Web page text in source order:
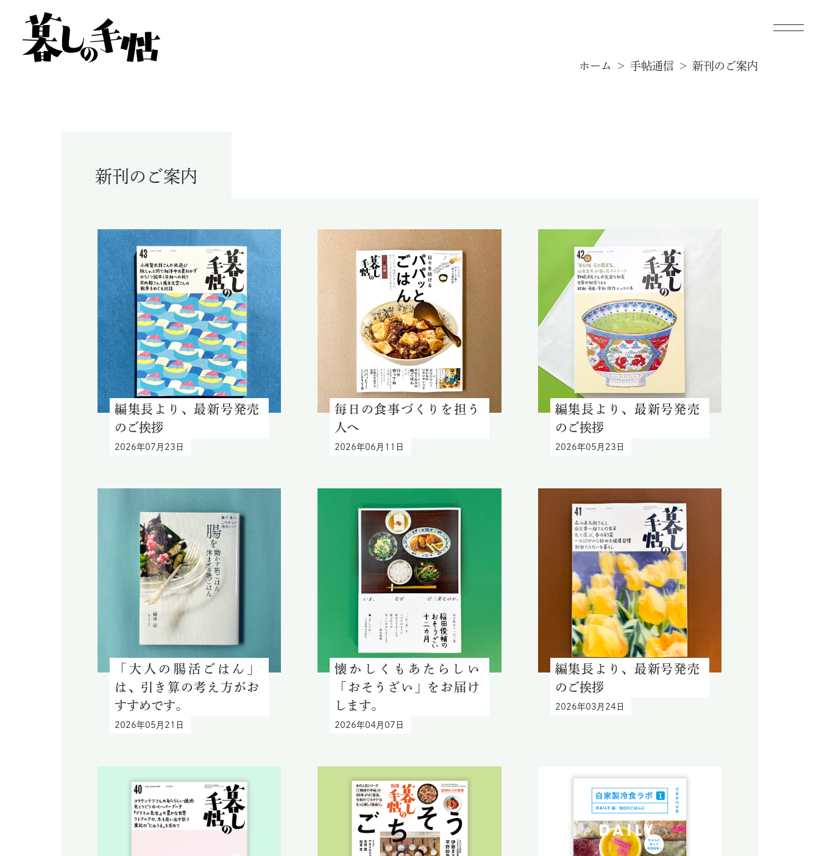
ホーム 手帖通信 新刊のご案内
新刊のご案内
編集長より、最新号発売
のご挨拶
2026年07月23日
毎日の食事づくりを担う
人へ
2026年06月11日
編集長より、最新号発売
のご挨拶
2026年05月23日
「大人の腸活ごはん」
は、引き算の考え方がお
すすめです。
2026年05月21日
懐かしくもあたらしい
「おそうざい」をお届け
します。
2026年04月07日
編集長より、最新号発売
のご挨拶
2026年03月24日